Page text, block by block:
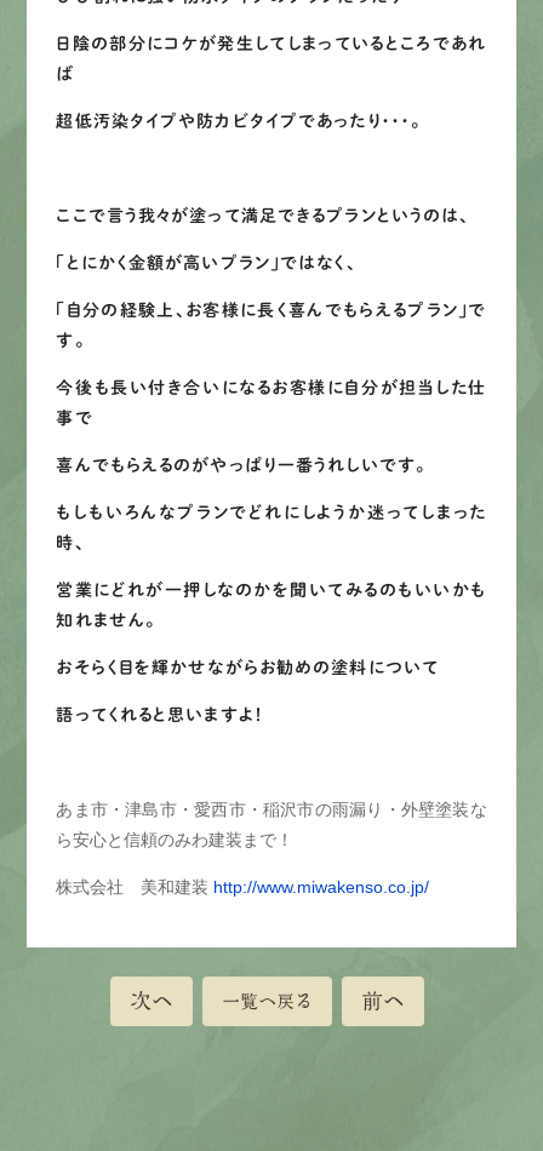
日陰の部分にコケが発生してしまっているところであれ
ば
超低汚染タイプや防カビタイプであったり・・・。
ここで言う我々が塗って満足できるプランというのは、
「とにかく金額が高いプラン」ではなく、
「自分の経験上、お客様に長く喜んでもらえるプラン」で
す。
今後も長い付き合いになるお客様に自分が担当した仕
事で
喜んでもらえるのがやっぱり一番うれしいです。
もしもいろんなプランでどれにしようか迷ってしまった
時、
営業にどれが一押しなのかを聞いてみるのもいいかも
知れません。
おそらく目を輝かせながらお勧めの塗料について
語ってくれると思いますよ！
あま市・津島市・愛西市・稲沢市の雨漏り・外壁塗装な
ら安心と信頼のみわ建装まで！
株式会社 美和建装 http://www.miwakenso.co.jp/
次へ 一覧へ戻る 前へ